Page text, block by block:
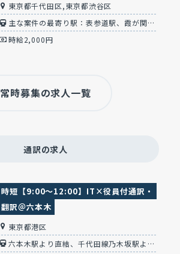
東京都千代田区,東京都渋谷区
主な案件の最寄り駅：表参道駅、霞が関、虎ノ門、虎ノ門ヒルズ、内幸町、六本木一丁目
時給2,000円
常時募集の求人一覧
通訳の求人
時短【9:00～12:00】IT×役員付通訳・
翻訳＠六本木
東京都港区
六本木駅より直結、千代田線乃木坂駅より10分